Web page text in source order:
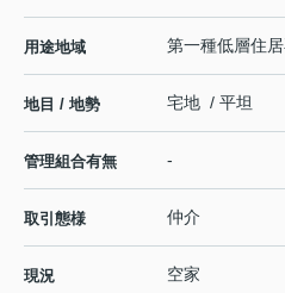
用途地域 第一種低層住
地目 / 地勢 宅地 / 平坦
管理組合有無 -
取引態様 仲介
現況 空家